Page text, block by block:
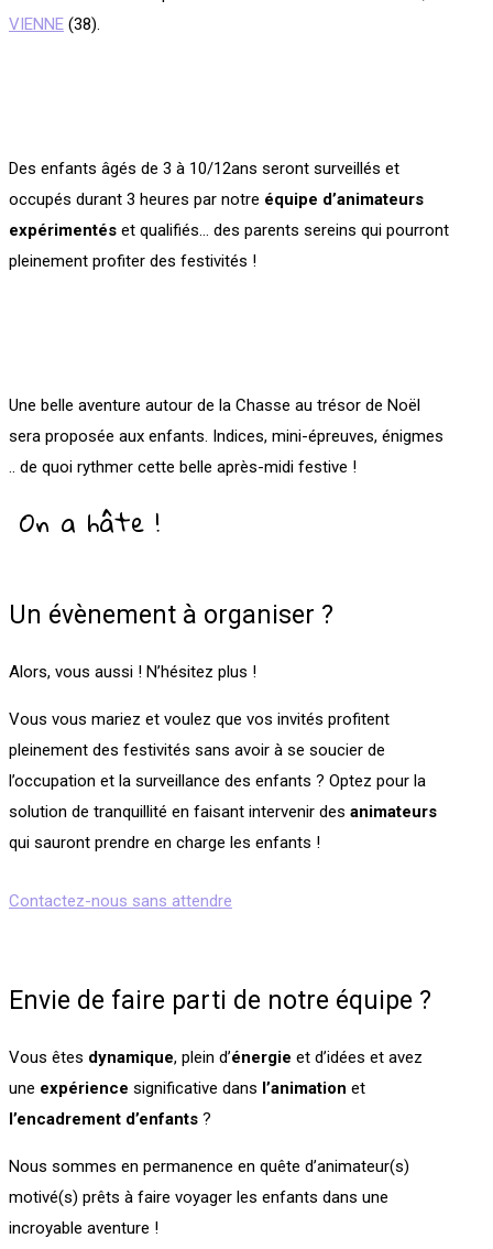
VIENNE (38).
Des enfants âgés de 3 à 10/12ans seront surveillés et
occupés durant 3 heures par notre équipe d’animateurs
expérimentés et qualifiés… des parents sereins qui pourront
pleinement profiter des festivités !
Une belle aventure autour de la Chasse au trésor de Noël
sera proposée aux enfants. Indices, mini-épreuves, énigmes
.. de quoi rythmer cette belle après-midi festive !
On a hâte !
Un évènement à organiser ?
Alors, vous aussi ! N’hésitez plus !
Vous vous mariez et voulez que vos invités profitent
pleinement des festivités sans avoir à se soucier de
l’occupation et la surveillance des enfants ? Optez pour la
solution de tranquillité en faisant intervenir des animateurs
qui sauront prendre en charge les enfants !
Contactez-nous sans attendre
Envie de faire parti de notre équipe ?
Vous êtes dynamique, plein d’énergie et d’idées et avez
une expérience significative dans l’animation et
l’encadrement d’enfants ?
Nous sommes en permanence en quête d’animateur(s)
motivé(s) prêts à faire voyager les enfants dans une
incroyable aventure !